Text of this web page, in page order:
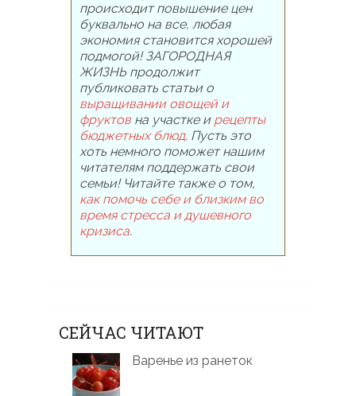
происходит повышение цен
буквально на все, любая
экономия становится хорошей
подмогой! ЗАГОРОДНАЯ
ЖИЗНЬ продолжит
публиковать статьи о
выращивании овощей и
фруктовна участке и рецепты
бюджетных блюд. Пусть это
хоть немного поможет нашим
читателям поддержать свои
семьи! Читайте также о том,
как помочь себе и близким во
время стресса и душевного
кризиса.
СЕЙЧАС ЧИТАЮТ
Варенье из ранеток